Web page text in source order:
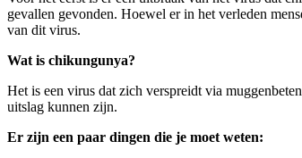
gevallen gevonden. Hoewel er in het verleden
van dit virus.
Wat is chikungunya?
Het is een virus dat zich verspreidt via
uitslag kunnen zijn.
Er zijn een paar dingen die je moet weten: